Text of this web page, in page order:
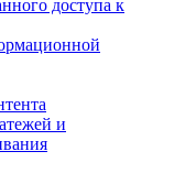
доступа к
и